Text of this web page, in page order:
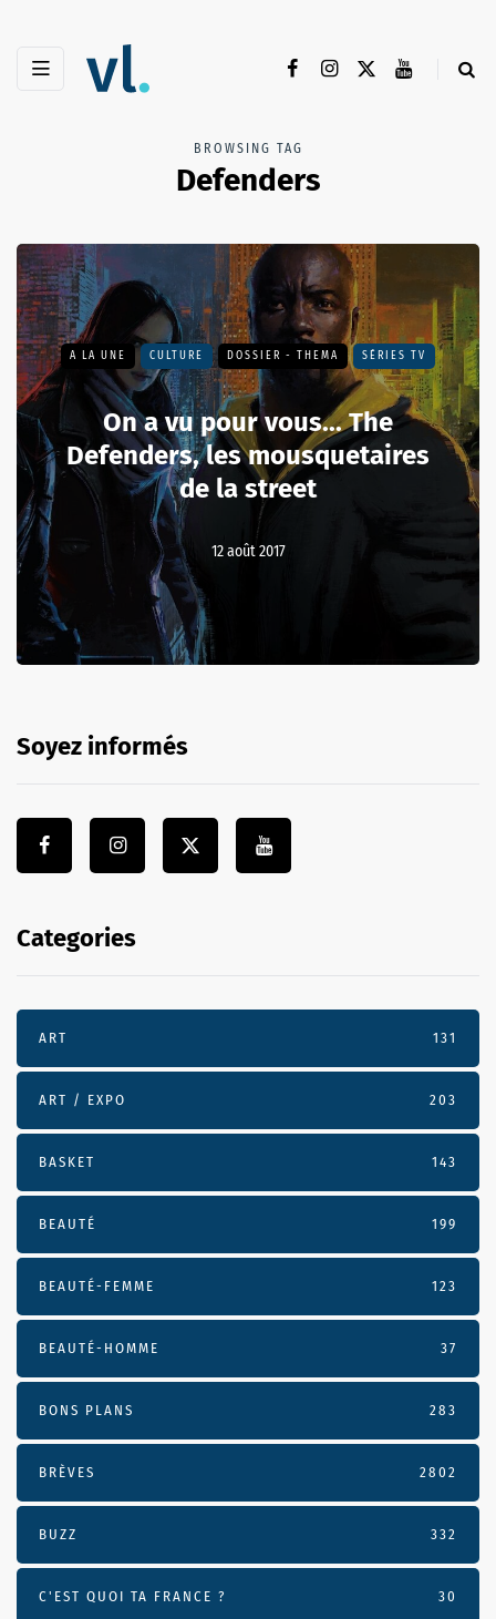
BROWSING TAG
Defenders
A LA UNE CULTURE DOSSIER - THEMA SÉRIES TV
On a vu pour vous... The
Defenders, les mousquetaires
de la street
12 août 2017
Soyez informés
Categories
ART 131
ART / EXPO 203
BASKET 143
BEAUTÉ 199
BEAUTÉ-FEMME 123
BEAUTÉ-HOMME 37
BONS PLANS 283
BRÈVES 2802
BUZZ 332
C'EST QUOI TA FRANCE ? 30